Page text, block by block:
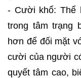
- Cười khổ: Thể
trong tâm trạng
hơn để đối mặt
cười của người
quyết tâm cao,